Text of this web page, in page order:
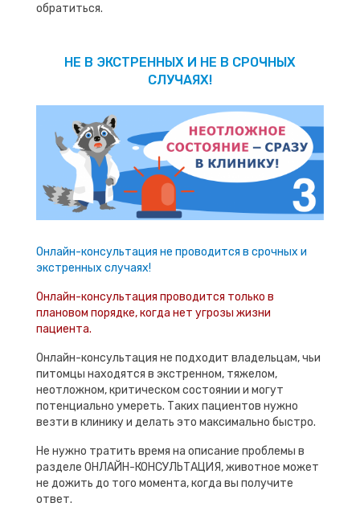
обратиться.
НЕ В ЭКСТРЕННЫХ И НЕ В СРОЧНЫХ
СЛУЧАЯХ!
Онлайн-консультация не проводится в срочных и
экстренных случаях!
Онлайн-консультация проводится только в
плановом порядке, когда нет угрозы жизни
пациента.
Онлайн-консультация не подходит владельцам, чьи
питомцы находятся в экстренном, тяжелом,
неотложном, критическом состоянии и могут
потенциально умереть. Таких пациентов нужно
везти в клинику и делать это максимально быстро.
Не нужно тратить время на описание проблемы в
разделе ОНЛАЙН-КОНСУЛЬТАЦИЯ, животное может
не дожить до того момента, когда вы получите
ответ.